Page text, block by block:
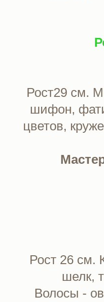
Рост29 см.
шифон,
цветов,
Рост 26 см.
шелк,
Волосы -